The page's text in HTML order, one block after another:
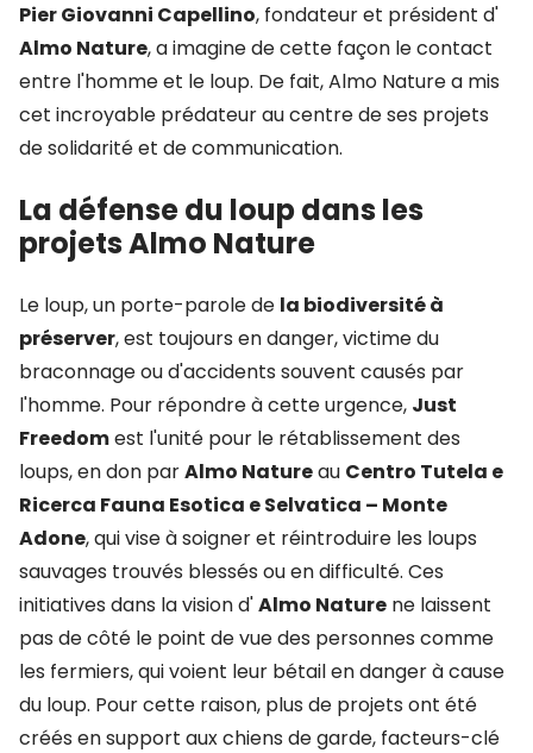
Pier Giovanni Capellino, fondateur et président d'
Almo Nature, a imagine de cette façon le contact
entre l'homme et le loup. De fait, Almo Nature a mis
cet incroyable prédateur au centre de ses projets
de solidarité et de communication.
La défense du loup dans les
projets Almo Nature
Le loup, un porte-parole de la biodiversité à
préserver, est toujours en danger, victime du
braconnage ou d'accidents souvent causés par
l'homme. Pour répondre à cette urgence, Just
Freedomest l'unité pour le rétablissement des
loups, en don parAlmo Natureau Centro Tutela e
Ricerca Fauna Esotica e Selvatica – Monte
Adone, qui vise à soigner et réintroduire les loups
sauvages trouvés blessés ou en difficulté. Ces
initiatives dans la vision d'Almo Nature ne laissent
pas de côté le point de vue des personnes comme
les fermiers, qui voient leur bétail en danger à cause
du loup. Pour cette raison, plus de projets ont été
créés en support aux chiens de garde, facteurs-clé